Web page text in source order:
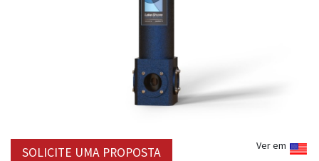
Ver em
SOLICITE UMA PROPOSTA